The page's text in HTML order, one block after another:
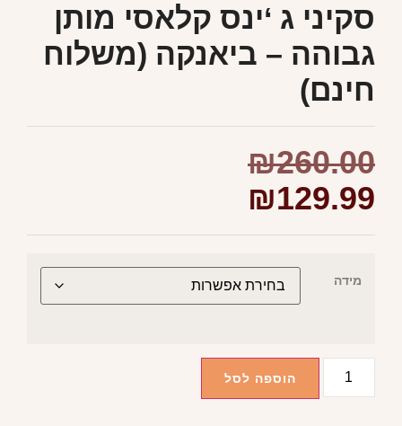
סקיני ג ‘ינס קלאסי מותן
גבוהה – ביאנקה (משלוח
חינם)
₪260.00
₪129.99
מידה
הוספה לסל